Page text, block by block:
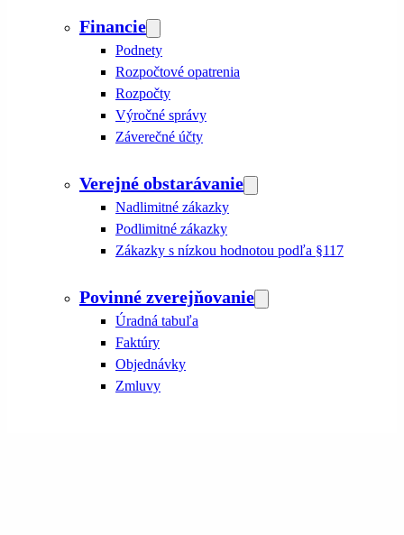
Financie
Podnety
Rozpočtové opatrenia
Rozpočty
Výročné správy
Záverečné účty
Verejné obstarávanie
Nadlimitné zákazky
Podlimitné zákazky
Zákazky s nízkou hodnotou podľa §117
Povinné zverejňovanie
Úradná tabuľa
Faktúry
Objednávky
Zmluvy